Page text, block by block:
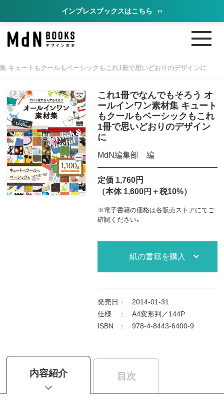
インプレスブックスはこちら ››
キュートもクールもベーシックもこれ1冊で思いどおりのデザインに
これ1冊でなんでもそろう オ
ールインワン素材集 キュート
もクールもベーシックもこれ
1冊で思いどおりのデザイン
に
MdN編集部 編
定価 1,760円
（本体 1,600円＋税10%）
※電子書籍の価格は各販売ストアにてご
確認ください｡
紙の書籍を購入
発売日 ：
2014-01-31
仕様
：
A4変形判／144P
ISBN
： 978-4-8443-6400-9
内容紹介 目次